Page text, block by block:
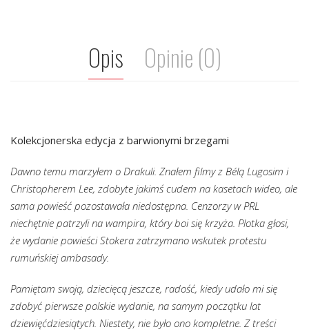
Opis Opinie (0)
Kolekcjonerska edycja z barwionymi brzegami
Dawno temu marzyłem o Drakuli. Znałem filmy z Bélą Lugosim i
Christopherem Lee, zdobyte jakimś cudem na kasetach wideo, ale
sama powieść pozostawała niedostępna. Cenzorzy w PRL
niechętnie patrzyli na wampira, który boi się krzyża. Plotka głosi,
że wydanie powieści Stokera zatrzymano wskutek protestu
rumuńskiej ambasady.
Pamiętam swoją, dziecięcą jeszcze, radość, kiedy udało mi się
zdobyć pierwsze polskie wydanie, na samym początku lat
dziewięćdziesiątych. Niestety, nie było ono kompletne. Z treści